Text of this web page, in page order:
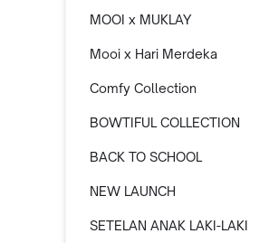
MOOI x MUKLAY
Mooi x Hari Merdeka
Comfy Collection
BOWTIFUL COLLECTION
BACK TO SCHOOL
NEW LAUNCH
SETELAN ANAK LAKI-LAKI